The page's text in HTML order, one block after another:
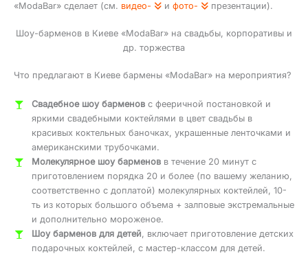
«ModaBar» сделает (см. видео- и фото- презентации).
Шоу-барменов в Киеве «ModaBar» на свадьбы, корпоративы и
др. торжества
Что предлагают в Киеве бармены «ModaBar» на мероприятия?
Свадебное шоу барменовс фееричной постановкой и
яркими свадебными коктейлями в цвет свадьбы в
красивых коктельных баночках, украшенные ленточками и
американскими трубочками.
Молекулярное шоу барменовв течение 20 минут с
приготовлением порядка 20 и более (по вашему желанию,
соответственно с доплатой) молекулярных коктейлей, 10-
ть из которых большого объема + залповые экстремальные
и дополнительно мороженое.
Шоу барменов для детей, включает приготовление детских
подарочных коктейлей, с мастер-классом для детей.